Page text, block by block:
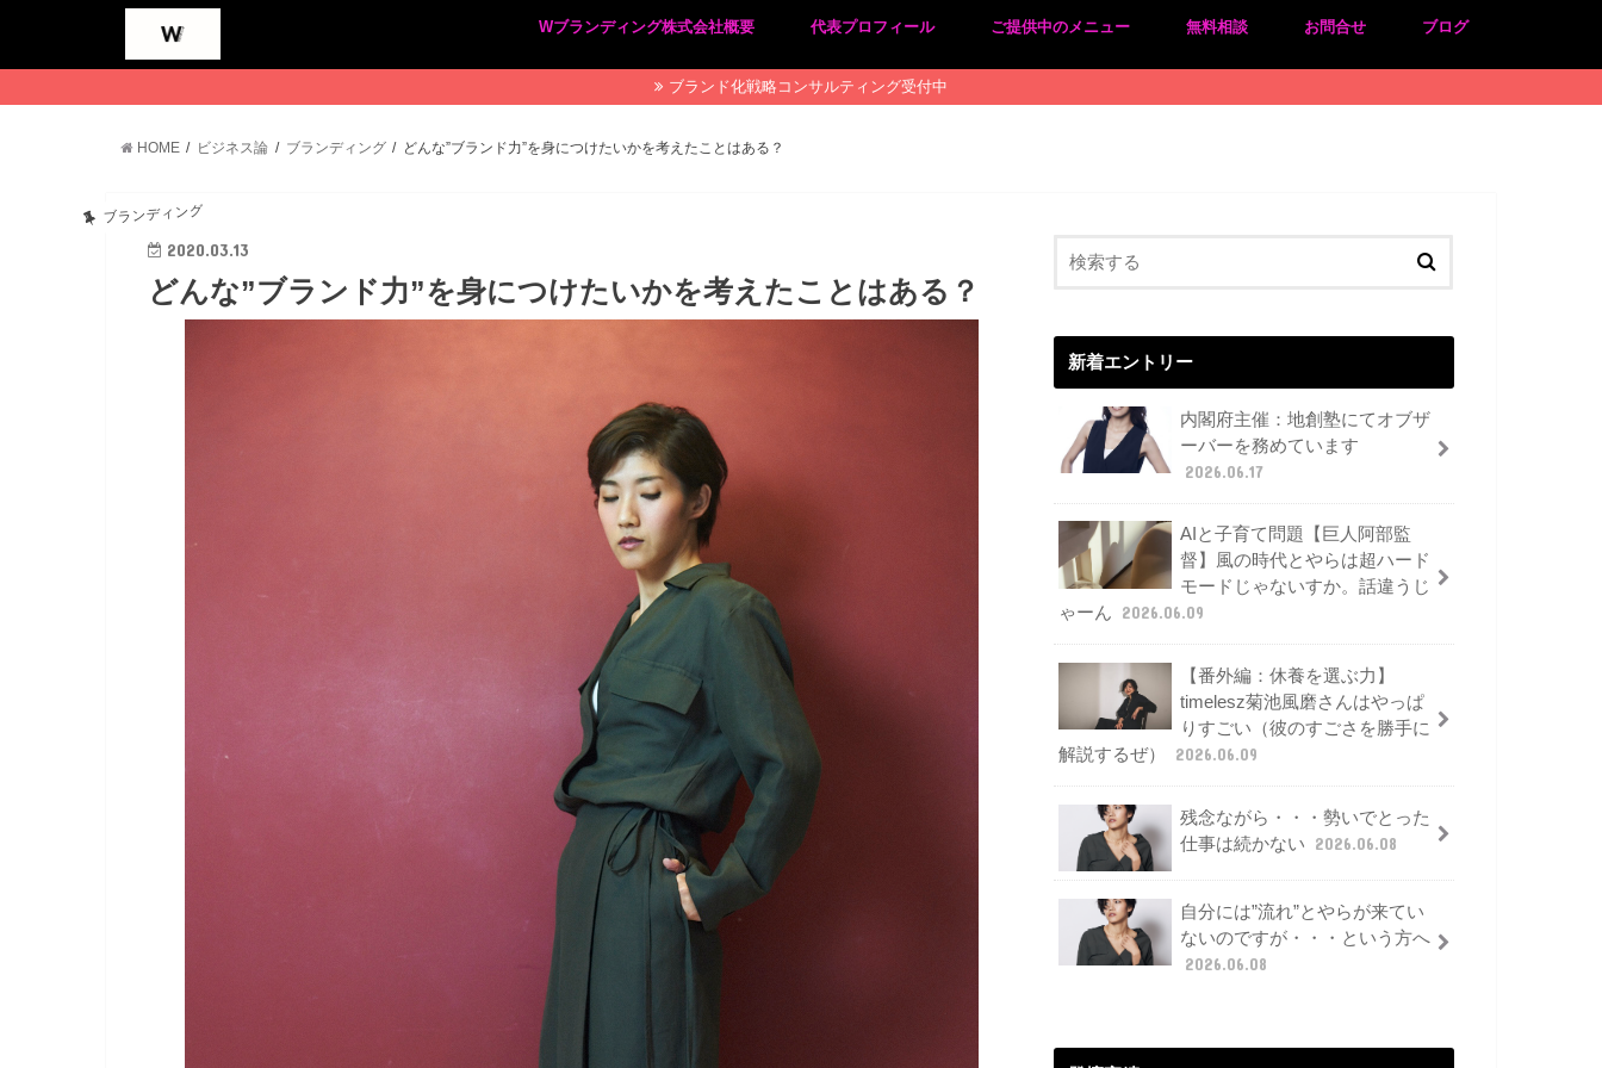
Wブランディング株式会社概要
プライバシーポリシー
特定商取引法に基づく表記
代表プロフィール ご提供中のメニュー 無料相談 お問合せ ブログ
ブランド化戦略コンサルティング受付中
HOME ビジネス論 ブランディング どんな”ブランド力”を身につけたいかを考えたことはある？
ブランディング
2020.03.13
どんな”ブランド力”を身につけたいかを考えたことはある？
新着エントリー
内閣府主催：地創塾にてオブザ
ーバーを務めています
2026.06.17
AIと子育て問題【巨人阿部監
督】風の時代とやらは超ハード
モードじゃないすか。話違うじ
ゃーん
2026.06.09
【番外編：休養を選ぶ力】
timelesz菊池風磨さんはやっぱ
りすごい（彼のすごさを勝手に
解説するぜ）
2026.06.09
残念ながら・・・勢いでとった
仕事は続かない
2026.06.08
自分には”流れ”とやらが来てい
ないのですが・・・という方へ
2026.06.08